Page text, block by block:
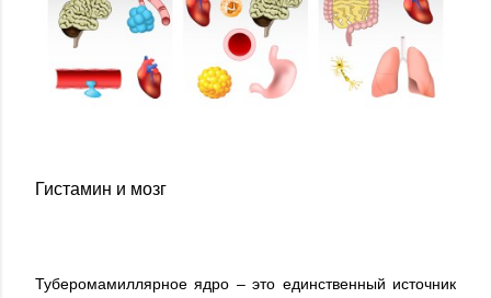
Гистамин и мозг
Туберомамиллярное ядро – это единственный источник